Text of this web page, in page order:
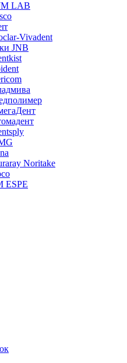
LAB
Vivadent
JNB
Noritake
ESPE